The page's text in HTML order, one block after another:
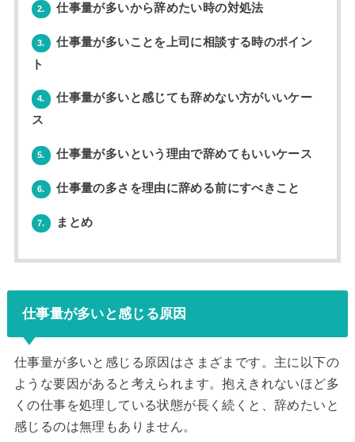
2. 仕事量が多いから辞めたい時の対処法
3.
仕事量が多いことを上司に相談する時のポイン
ト
4.
仕事量が多いと感じても辞めない方がいいケー
ス
5. 仕事量が多いという理由で辞めてもいいケース
6. 仕事量の多さを理由に辞める前にすべきこと
7. まとめ
仕事量が多いと感じる原因
仕事量が多いと感じる原因はさまざまです。主に以下の
ような要因があると考えられます。抱えきれないほど多
くの仕事を処理している状態が長く続くと、辞めたいと
感じるのは無理もありません。